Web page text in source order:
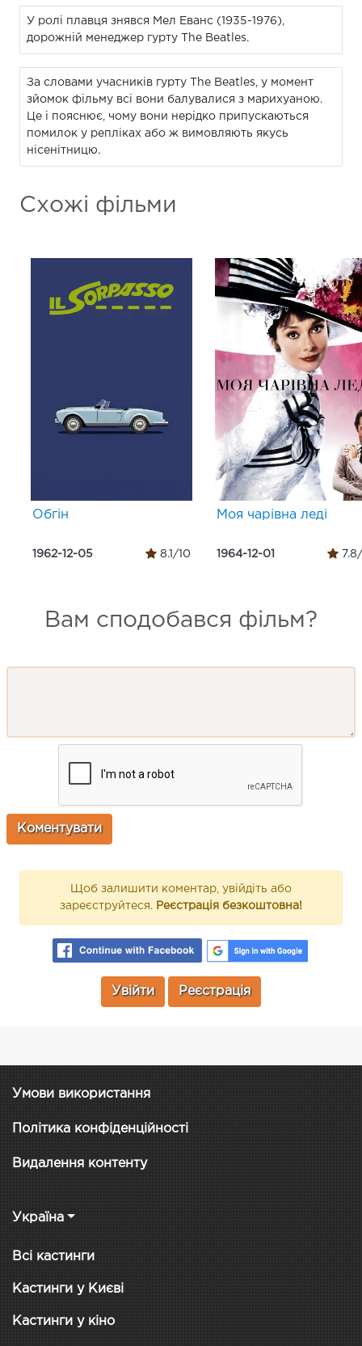
У ролі плавця знявся Мел Еванс (1935-1976),
дорожній менеджер гурту The Beatles.
За словами учасників гурту The Beatles, у момент
зйомок фільму всі вони балувалися з марихуаною.
Це і пояснює, чому вони нерідко припускаються
помилок у репліках або ж вимовляють якусь
нісенітницю.
Схожі фільми
Обгін
1962-12-05 8.1/10
Моя чарівна леді
1964-12-01 7.8/
Вам сподобався фільм?
Щоб залишити коментар, увійдіть або
зареєструйтеся. Реєстрація безкоштовна!
Увійти Реєстрація
Умови використання
Політика конфіденційності
Видалення контенту
Україна
Всі кастинги
Кастинги у Києві
Кастинги у кіно